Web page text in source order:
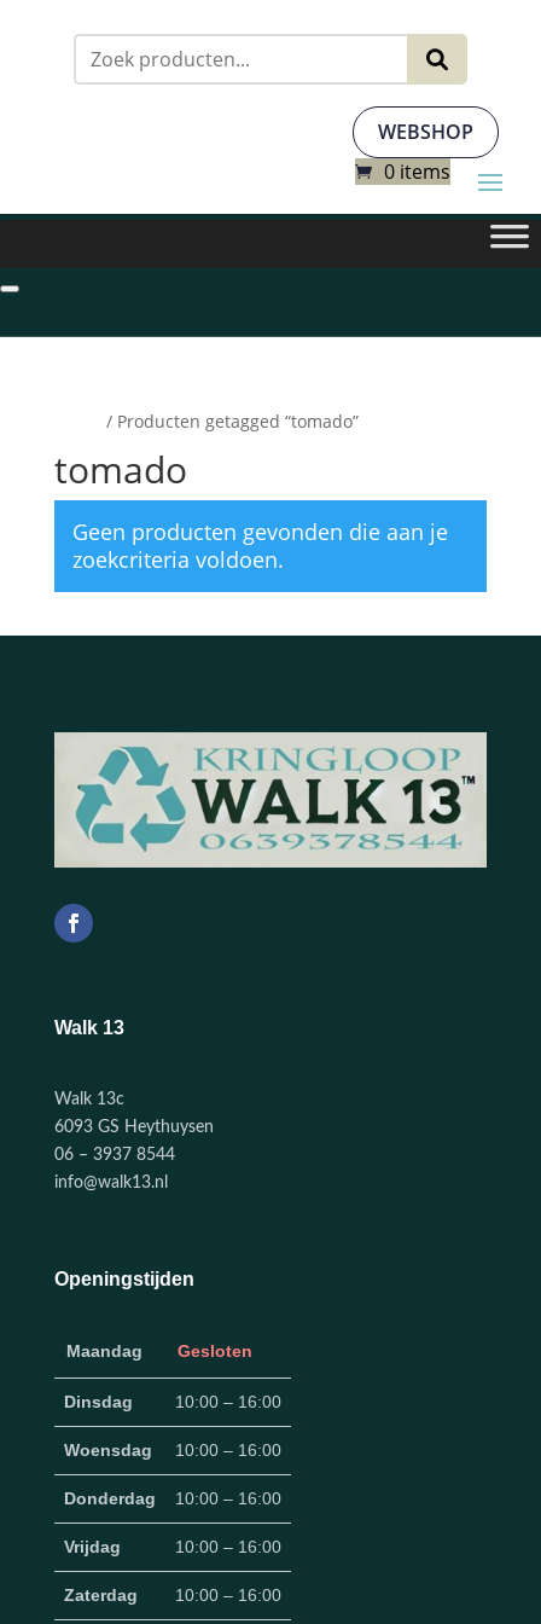
WEBSHOP
0 items
/ Producten getagged “tomado”
tomado
Geen producten gevonden die aan je
zoekcriteria voldoen.
Walk 13
Walk 13c
6093 GS Heythuysen
06 – 3937 8544
info@walk13.nl
Openingstijden
Maandag Gesloten
Dinsdag 10:00 – 16:00
Woensdag 10:00 – 16:00
Donderdag 10:00 – 16:00
Vrijdag 10:00 – 16:00
Zaterdag 10:00 – 16:00